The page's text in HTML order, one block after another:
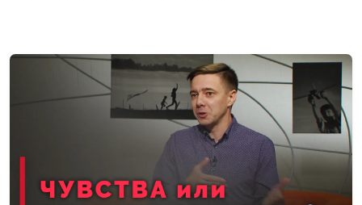
Как научиться
уважать тех, кто
Юлия Синицына,
Алина Караченцева,
практический психолог
#264
равнодушным не
выгодно?
Юлия Синицына,
Алина Караченцева,
практический психолог
#263